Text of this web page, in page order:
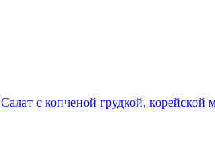
Салат с копченой грудкой, корейской